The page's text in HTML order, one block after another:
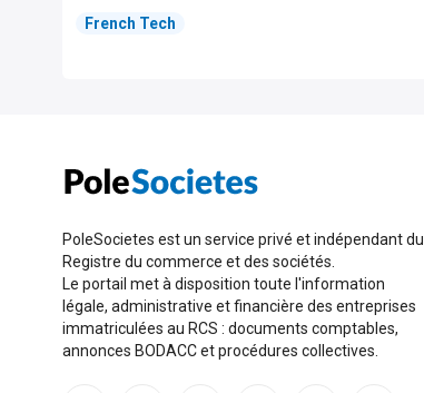
French Tech
PoleSocietes est un service privé et indépendant du
Registre du commerce et des sociétés.
Le portail met à disposition toute l'information
légale, administrative et financière des entreprises
immatriculées au RCS : documents comptables,
annonces BODACC et procédures collectives.